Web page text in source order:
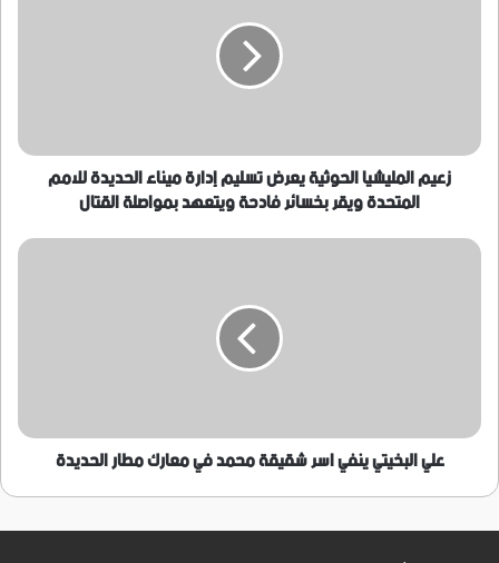
للاممالمتحدة
ويقر
فادحة
زعيم المليشيا الحوثية يعرض تسليم إدارة ميناء الحديدة للامم
المتحدة ويقر بخسائر فادحة ويتعهد بمواصلة القتال
علي
مطارالحديدة
علي البخيتي ينفي اسر شقيقة محمد في معارك مطار الحديدة